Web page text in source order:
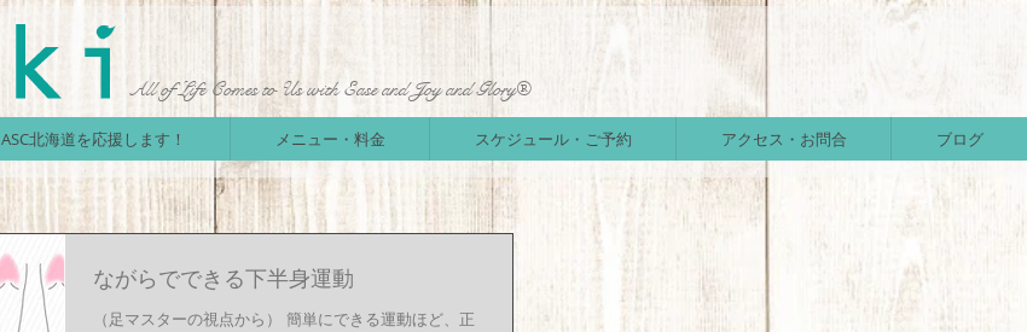
All of Life Comes to Us with Ease and Joy and Glory®
ASC北海道を応援します！ メニュー・料金 スケジュール・ご予約 アクセス・お問合 ブログ
ながらでできる下半身運動
（足マスターの視点から） 簡単にできる運動ほど、正